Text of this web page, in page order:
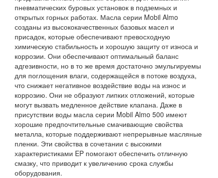
пневматических буровых установок в подземных и
открытых горных работах. Масла серии Mobil Almo
созданы из высококачественных базовых масел и
присадок, которые обеспечивают превосходную
химическую стабильность и хорошую защиту от износа и
коррозии. Они обеспечивают оптимальный баланс
адгезивности, но в то же время достаточно эмульгируемы
для поглощения влаги, содержащейся в потоке воздуха,
что снижает негативное воздействие воды на износ и
коррозию. Они не образуют липких отложений, которые
могут вызвать медленное действие клапана. Даже в
присутствии воды масла серии Mobil Almo 500 имеют
хорошие предпочтительные смачивающие свойства
металла, которые поддерживают непрерывные масляные
пленки. Эти свойства в сочетании с высокими
характеристиками EP помогают обеспечить отличную
смазку, что приводит к увеличению срока службы
оборудования.